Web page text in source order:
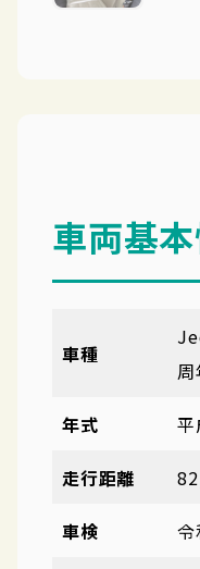
車両基
車種
年式
走行距離
車検